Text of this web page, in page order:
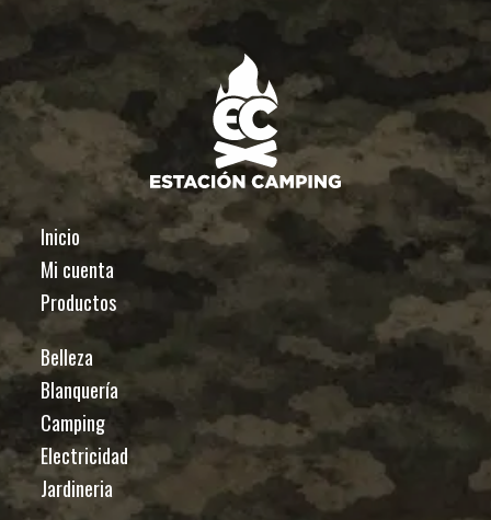
Inicio
Mi cuenta
Productos
Belleza
Blanquería
Camping
Electricidad
Jardineria